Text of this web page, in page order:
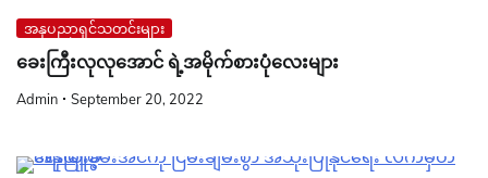
အနုပညာရှင်သတင်းများ
ခေးကြီးလုလုအောင် ရဲ့အမိုက်စားပုံလေးများ
Admin September 20, 2022